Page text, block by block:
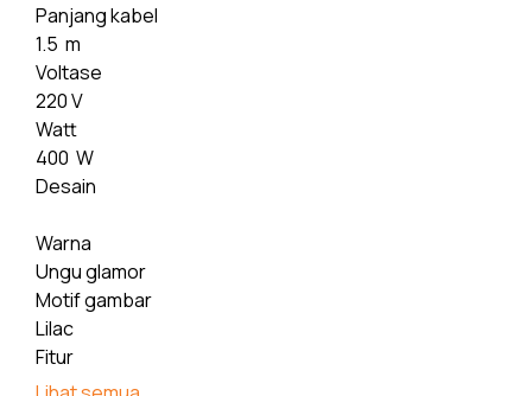
Panjang kabel
1.5 m
Voltase
220 V
Watt
400 W
Desain
Warna
Ungu glamor
Motif gambar
Lilac
Fitur